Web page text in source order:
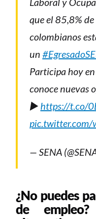
que el 85,8%
colombianos
un
Participa hoy
conoce nuevas
▶️ https://t.co/
— SENA
¿No puedes
de